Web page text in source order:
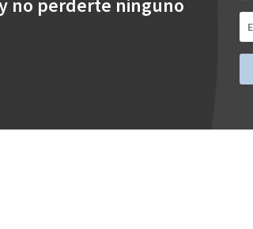
no perderte ninguno